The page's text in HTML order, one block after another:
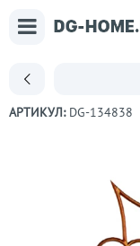
АРТИКУЛ: DG-134838